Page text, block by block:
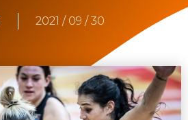
2021 / 09 / 30